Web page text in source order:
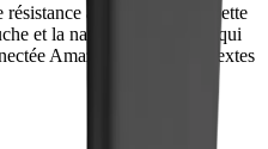
résistance à l’eau
. Cette
et la nage en surface, ce qui
Amazfit dans des contextes